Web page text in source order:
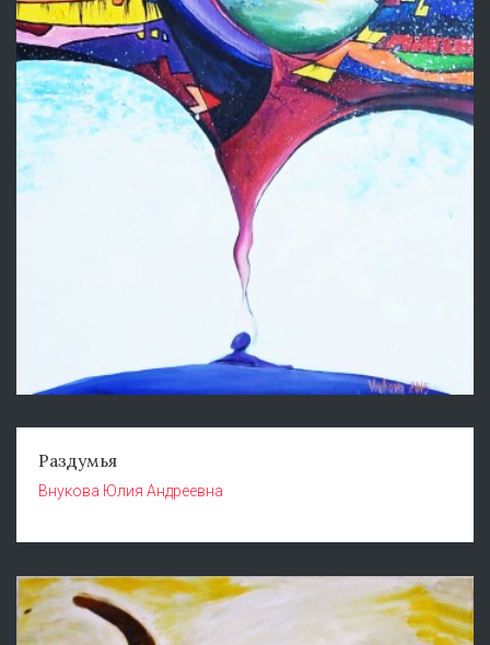
Раздумья
Внукова Юлия Андреевна